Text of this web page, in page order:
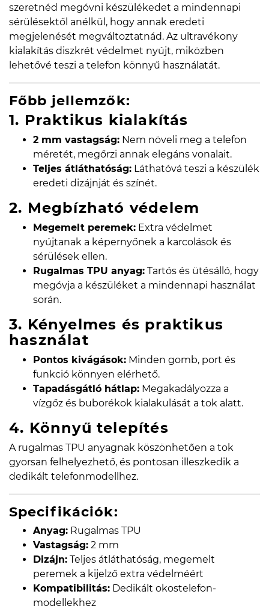
szeretnéd megóvni készülékedet a mindennapi
sérülésektől anélkül, hogy annak eredeti
megjelenését megváltoztatnád. Az ultravékony
kialakítás diszkrét védelmet nyújt, miközben
lehetővé teszi a telefon könnyű használatát.
Főbb jellemzők:
1. Praktikus kialakítás
2 mm vastagság: Nem növeli meg a telefon
méretét, megőrzi annak elegáns vonalait.
Teljes átláthatóság: Láthatóvá teszi a készülék
eredeti dizájnját és színét.
2. Megbízható védelem
Megemelt peremek: Extra védelmet
nyújtanak a képernyőnek a karcolások és
sérülések ellen.
Rugalmas TPU anyag: Tartós és ütésálló, hogy
megóvja a készüléket a mindennapi használat
során.
3. Kényelmes és praktikus
használat
Pontos kivágások: Minden gomb, port és
funkció könnyen elérhető.
Tapadásgátló hátlap: Megakadályozza a
vízgőz és buborékok kialakulását a tok alatt.
4. Könnyű telepítés
A rugalmas TPU anyagnak köszönhetően a tok
gyorsan felhelyezhető, és pontosan illeszkedik a
dedikált telefonmodellhez.
Specifikációk:
Anyag: Rugalmas TPU
Vastagság: 2 mm
Dizájn: Teljes átláthatóság, megemelt
peremek a kijelző extra védelméért
Kompatibilitás: Dedikált okostelefon-
modellekhez